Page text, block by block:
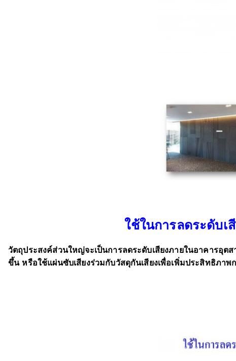
ใช้ในการลดระดับเ
วัตถุประสงค์ส่วนใหญ่จะเป็นการลดระดับเสียงภายในอาคารอุต
ขึ้น หรือใช้แผ่นซับเสียงร่วมกับวัสดุกันเสียงเพื่อเพิ่มประสิทธิภาพ